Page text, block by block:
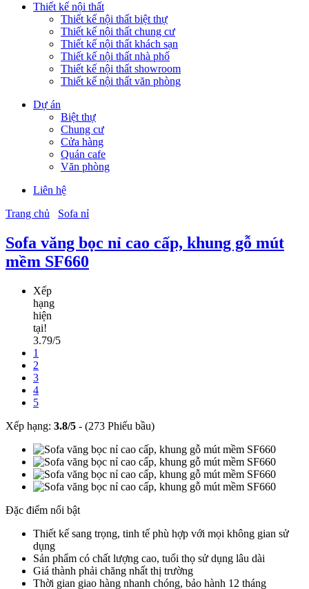
Thiết kế nội thất
Thiết kế nội thất biệt thự
Thiết kế nội thất chung cư
Thiết kế nội thất khách sạn
Thiết kế nội thất nhà phố
Thiết kế nội thất showroom
Thiết kế nội thất văn phòng
Dự án
Biệt thự
Chung cư
Cửa hàng
Quán cafe
Văn phòng
Liên hệ
Trang chủ
Sofa nỉ
Sofa văng bọc nỉ cao cấp, khung gỗ mút
mềm SF660
Xếp
hạng
hiện
tại!
3.79/5
1
2
3
4
5
Xếp hạng: 3.8/5 - (273 Phiếu bầu)
Đặc điểm nổi bật
Thiết kế sang trọng, tinh tế phù hợp với mọi không gian sử
dụng
Sản phẩm có chất lượng cao, tuổi thọ sử dụng lâu dài
Giá thành phải chăng nhất thị trường
Thời gian giao hàng nhanh chóng, bảo hành 12 tháng